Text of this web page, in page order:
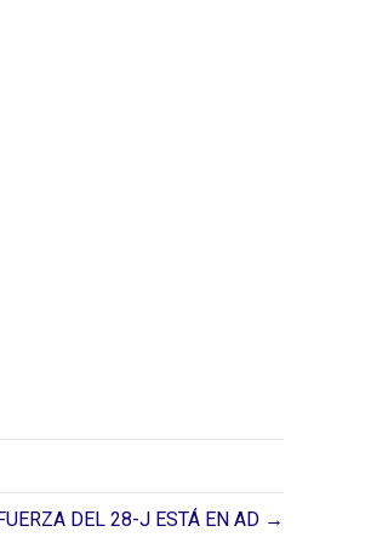
DEL 28-J ESTÁ EN AD →